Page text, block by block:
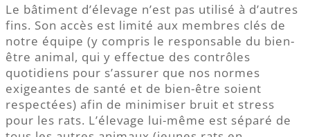
Le bâtiment d’élevage n’est pas utilisé à d’autres
fins. Son accès est limité aux membres clés de
notre équipe (y compris le responsable du bien-
être animal, qui y effectue des contrôles
quotidiens pour s’assurer que nos normes
exigeantes de santé et de bien-être soient
respectées) afin de minimiser bruit et stress
pour les rats. L’élevage lui-même est séparé de